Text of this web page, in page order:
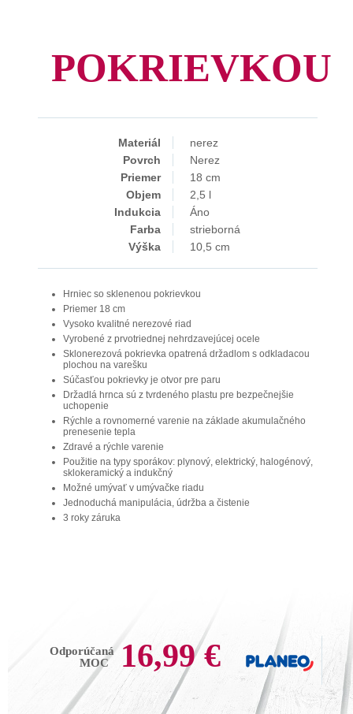
POKRIEVKOU
Materiál
nerez
Povrch
Nerez
Priemer
18 cm
Objem
2,5 l
Indukcia
Áno
Farba
strieborná
Výška
10,5 cm
Hrniec so sklenenou pokrievkou
Priemer 18 cm
Vysoko kvalitné nerezové riad
Vyrobené z prvotriednej nehrdzavejúcej ocele
Sklonerezová pokrievka opatrená držadlom s odkladacou
plochou na varešku
Súčasťou pokrievky je otvor pre paru
Držadlá hrnca sú z tvrdeného plastu pre bezpečnejšie
uchopenie
Rýchle a rovnomerné varenie na základe akumulačného
prenesenie tepla
Zdravé a rýchle varenie
Použitie na typy sporákov: plynový, elektrický, halogénový,
sklokeramický a indukčný
Možné umývať v umývačke riadu
Jednoduchá manipulácia, údržba a čistenie
3 roky záruka
Odporúčaná
MOC
16,99 €